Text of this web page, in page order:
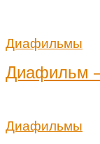
Диафильмы
Диафильм
Диафильмы